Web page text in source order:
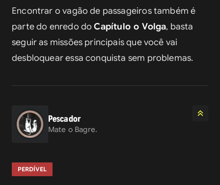
Encontrar o vagão de passageiros também é
parte do enredo do Capítulo o Volga, basta
seguir as missões principais que você vai
desbloquear essa conquista sem problemas.
Pescador
Mate o Bagre.
PERDÍVEL